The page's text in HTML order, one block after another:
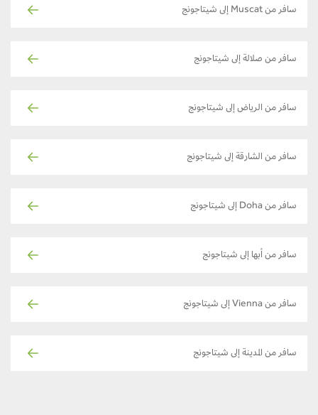
سافر من Muscat إلى شيتاجونج
سافر من صلالة إلى شيتاجونج
سافر من الرياض إلى شيتاجونج
سافر من الشارقة إلى شيتاجونج
سافر من Doha إلى شيتاجونج
سافر من أبها إلى شيتاجونج
سافر من Vienna إلى شيتاجونج
سافر من المدينة إلى شيتاجونج